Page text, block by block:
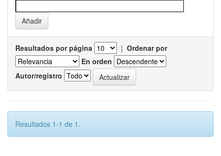
Resultados por página | Ordenar por
En orden
Autor/registro
Resultados 1-1 de 1.